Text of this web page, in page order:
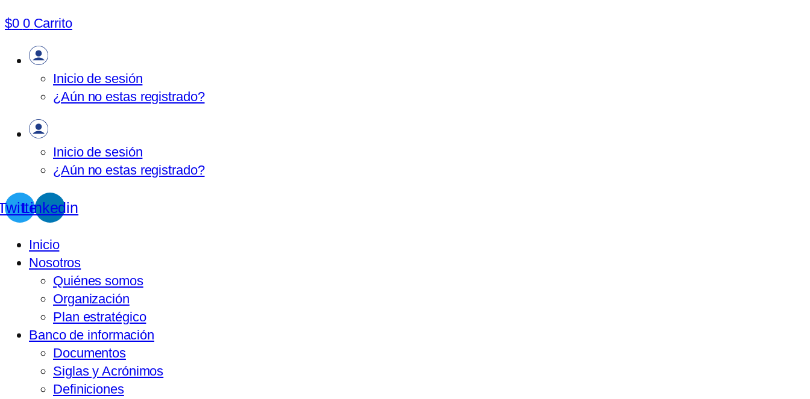
$0 0 Carrito
Inicio de sesión
¿Aún no estas registrado?
Inicio de sesión
¿Aún no estas registrado?
Linkedin
Inicio
Nosotros
Quiénes somos
Organización
Plan estratégico
Banco de información
Documentos
Siglas y Acrónimos
Definiciones